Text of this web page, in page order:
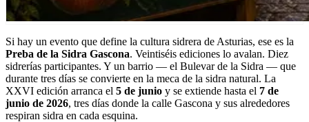
Si hay un evento que define la cultura sidrera de Asturias, ese es la
Preba de la Sidra Gascona. Veintiséis ediciones lo avalan. Diez
sidrerías participantes. Y un barrio — el Bulevar de la Sidra — que
durante tres días se convierte en la meca de la sidra natural. La
XXVI edición arranca el 5 de junio y se extiende hasta el 7 de
junio de 2026, tres días donde la calle Gascona y sus alrededores
respiran sidra en cada esquina.